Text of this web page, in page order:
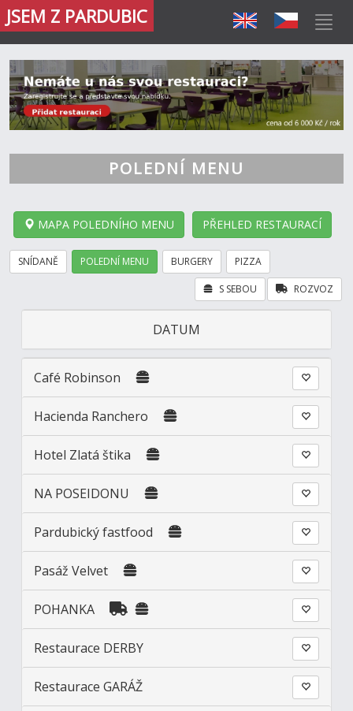
JSEM Z PARDUBIC
POLEDNÍ MENU
MAPA POLEDNÍHO MENU PŘEHLED RESTAURACÍ
SNÍDANĚ POLEDNÍ MENU BURGERY PIZZA
ROZVOZ
S SEBOU
DATUM
Café Robinson
Hacienda Ranchero
Hotel Zlatá štika
NA POSEIDONU
Pardubický fastfood
Pasáž Velvet
POHANKA
Restaurace DERBY
Restaurace GARÁŽ